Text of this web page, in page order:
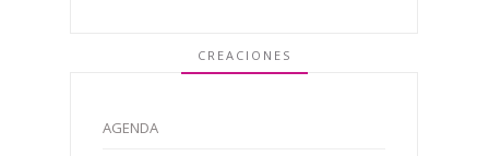
CREACIONES
AGENDA